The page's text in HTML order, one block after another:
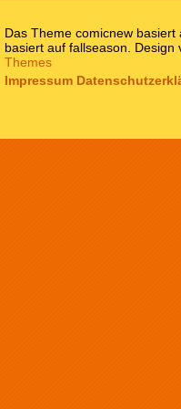
Impressum
Das Theme comicnew
basiert auf fallseason. Design
Themes